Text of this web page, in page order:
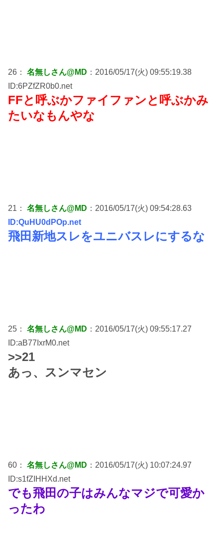
26： 名無しさん@MD ：2016/05/17(火) 09:55:19.38
ID:6PZfZR0b0.net
FFと呼ぶかファイファンと呼ぶかみ
たいなもんやな
21： 名無しさん@MD ：2016/05/17(火) 09:54:28.63
ID:QuHU0dPOp.net
飛田新地スレをユニバスレにするな
25： 名無しさん@MD ：2016/05/17(火) 09:55:17.27
ID:aB77IxrM0.net
>>21
あっ、スンマセン
60： 名無しさん@MD ：2016/05/17(火) 10:07:24.97
ID:s1fZIHHXd.net
でも飛田の子はみんなマジで可愛か
ったわ